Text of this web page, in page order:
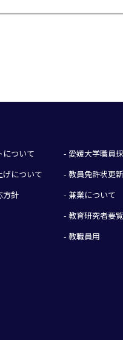
について
げについて
方針
- 愛媛大学職員
- 教員免許状更
- 兼業について
- 教育研究者要覧
- 教職員用